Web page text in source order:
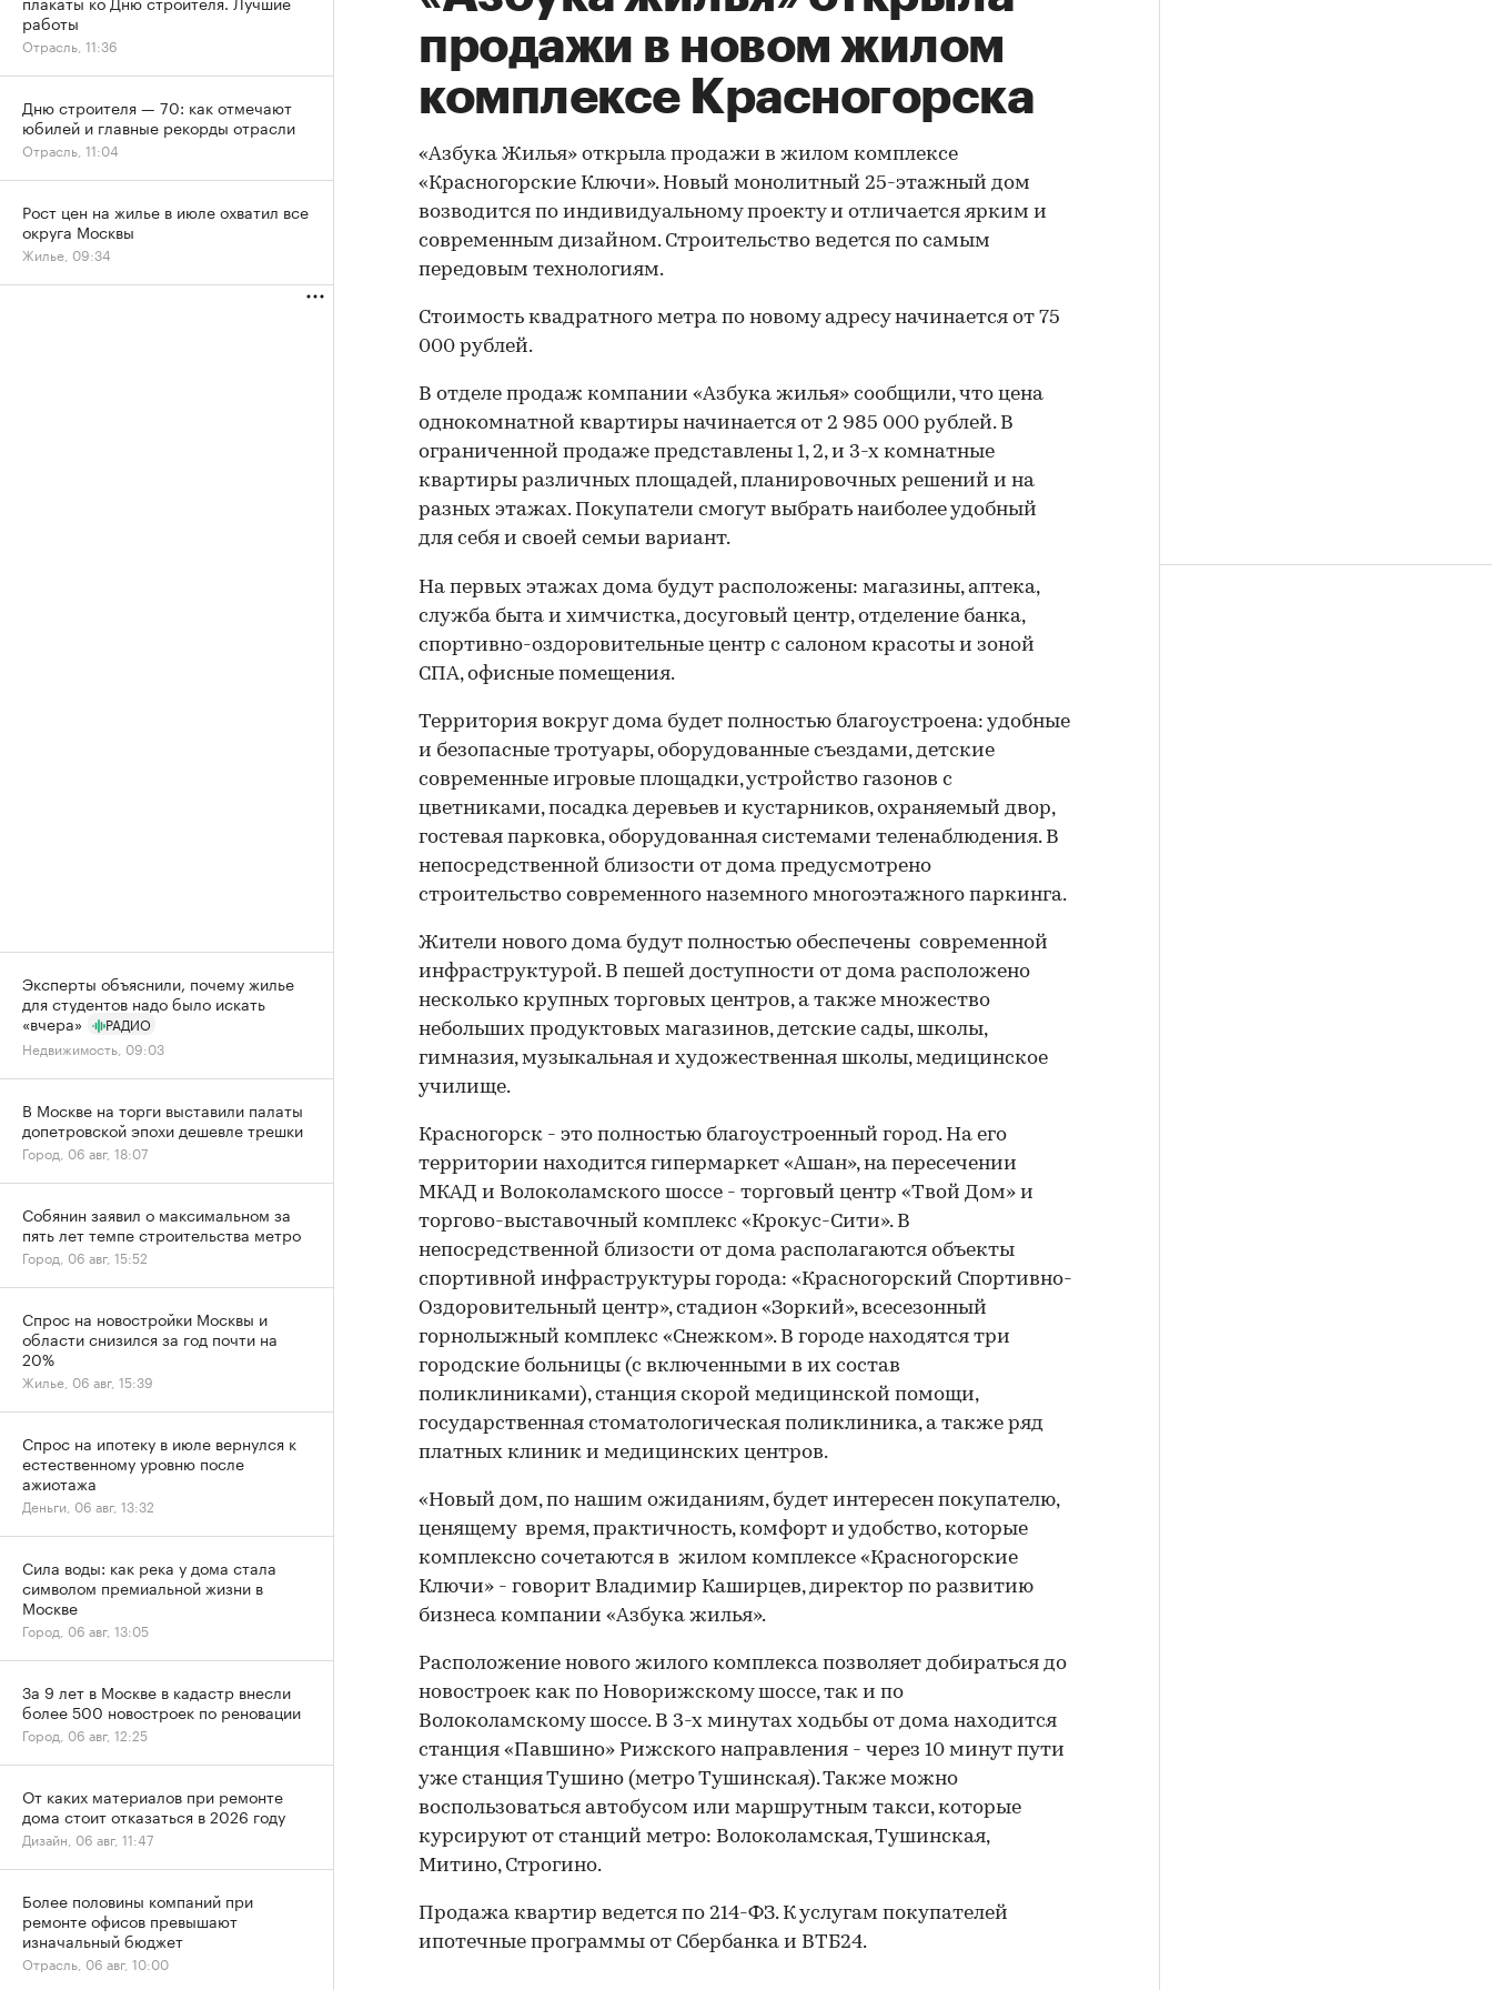
продажи в новом жилом
комплексе Красногорска
«Азбука Жилья» открыла продажи в жилом комплексе
«Красногорские Ключи». Новый монолитный 25-этажный дом
возводится по индивидуальному проекту и отличается ярким и
современным дизайном. Строительство ведется по самым
передовым технологиям.
Стоимость квадратного метра по новому адресу начинается от 75
000 рублей.
В отделе продаж компании «Азбука жилья» сообщили, что цена
однокомнатной квартиры начинается от 2 985 000 рублей. В
ограниченной продаже представлены 1, 2, и 3-х комнатные
квартиры различных площадей, планировочных решений и на
разных этажах. Покупатели смогут выбрать наиболее удобный
для себя и своей семьи вариант.
На первых этажах дома будут расположены: магазины, аптека,
служба быта и химчистка, досуговый центр, отделение банка,
спортивно-оздоровительные центр с салоном красоты и зоной
СПА, офисные помещения.
Территория вокруг дома будет полностью благоустроена: удобные
и безопасные тротуары, оборудованные съездами, детские
современные игровые площадки, устройство газонов с
цветниками, посадка деревьев и кустарников, охраняемый двор,
гостевая парковка, оборудованная системами теленаблюдения. В
непосредственной близости от дома предусмотрено
строительство современного наземного многоэтажного паркинга.
Жители нового дома будут полностью обеспечены современной
инфраструктурой. В пешей доступности от дома расположено
несколько крупных торговых центров, а также множество
небольших продуктовых магазинов, детские сады, школы,
гимназия, музыкальная и художественная школы, медицинское
училище.
Красногорск - это полностью благоустроенный город. На его
территории находится гипермаркет «Ашан», на пересечении
МКАД и Волоколамского шоссе - торговый центр «Твой Дом» и
торгово-выставочный комплекс «Крокус-Сити». В
непосредственной близости от дома располагаются объекты
спортивной инфраструктуры города: «Красногорский Спортивно-
Оздоровительный центр», стадион «Зоркий», всесезонный
горнолыжный комплекс «Снежком». В городе находятся три
городские больницы (с включенными в их состав
поликлиниками), станция скорой медицинской помощи,
государственная стоматологическая поликлиника, а также ряд
платных клиник и медицинских центров.
«Новый дом, по нашим ожиданиям, будет интересен покупателю,
ценящему время, практичность, комфорт и удобство, которые
комплексно сочетаются в жилом комплексе «Красногорские
Ключи» - говорит Владимир Каширцев, директор по развитию
бизнеса компании «Азбука жилья».
Расположение нового жилого комплекса позволяет добираться до
новостроек как по Новорижскому шоссе, так и по
Волоколамскому шоссе. В 3-х минутах ходьбы от дома находится
станция «Павшино» Рижского направления - через 10 минут пути
уже станция Тушино (метро Тушинская). Также можно
воспользоваться автобусом или маршрутным такси, которые
курсируют от станций метро: Волоколамская, Тушинская,
Митино, Строгино.
Продажа квартир ведется по 214-ФЗ. К услугам покупателей
ипотечные программы от Сбербанка и ВТБ24.
работы
Отрасль, 11:36
Дню строителя — 70: как отмечают
юбилей и главные рекорды отрасли
Отрасль, 11:04
Рост цен на жилье в июле охватил все
округа Москвы
Жилье, 09:34
Эксперты объяснили, почему жилье
для студентов надо было искать
«вчера»
РАДИО
Недвижимость, 09:03
В Москве на торги выставили палаты
допетровской эпохи дешевле трешки
Город, 06 авг, 18:07
Собянин заявил о максимальном за
пять лет темпе строительства метро
Город, 06 авг, 15:52
Спрос на новостройки Москвы и
области снизился за год почти на
20%
Жилье, 06 авг, 15:39
Спрос на ипотеку в июле вернулся к
естественному уровню после
ажиотажа
Деньги, 06 авг, 13:32
Сила воды: как река у дома стала
символом премиальной жизни в
Москве
Город, 06 авг, 13:05
За 9 лет в Москве в кадастр внесли
более 500 новостроек по реновации
Город, 06 авг, 12:25
От каких материалов при ремонте
дома стоит отказаться в 2026 году
Дизайн, 06 авг, 11:47
Более половины компаний при
ремонте офисов превышают
изначальный бюджет
Отрасль, 06 авг, 10:00